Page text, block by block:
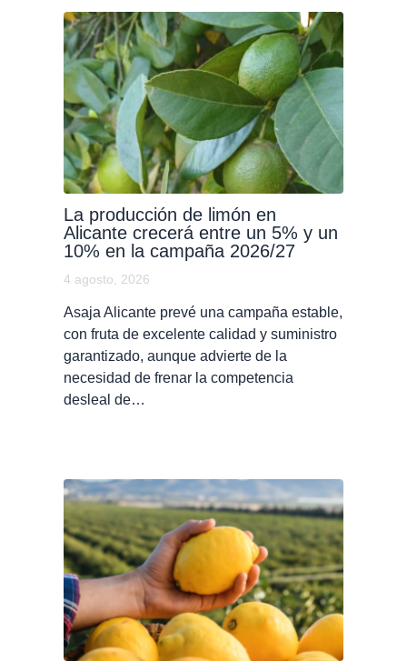
La producción de limón en
Alicante crecerá entre un 5% y un
10% en la campaña 2026/27
4 agosto, 2026
Asaja Alicante prevé una campaña estable,
con fruta de excelente calidad y suministro
garantizado, aunque advierte de la
necesidad de frenar la competencia
desleal de…